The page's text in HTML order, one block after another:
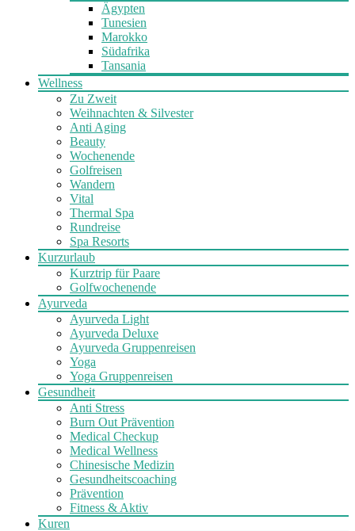
Ägypten
Tunesien
Marokko
Südafrika
Tansania
Wellness
Zu Zweit
Weihnachten & Silvester
Anti Aging
Beauty
Wochenende
Golfreisen
Wandern
Vital
Thermal Spa
Rundreise
Spa Resorts
Kurzurlaub
Kurztrip für Paare
Golfwochenende
Ayurveda
Ayurveda Light
Ayurveda Deluxe
Ayurveda Gruppenreisen
Yoga
Yoga Gruppenreisen
Gesundheit
Anti Stress
Burn Out Prävention
Medical Checkup
Medical Wellness
Chinesische Medizin
Gesundheitscoaching
Prävention
Fitness & Aktiv
Kuren